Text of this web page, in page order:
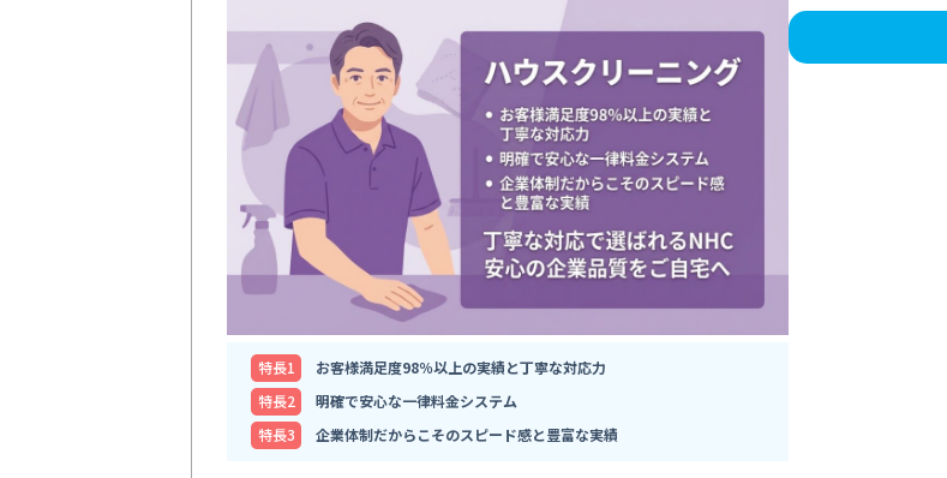
特⻑1
お客様満足度98％以上の実績と丁寧な対応力
特⻑2
明確で安心な一律料金システム
特⻑3
企業体制だからこそのスピード感と豊富な実績